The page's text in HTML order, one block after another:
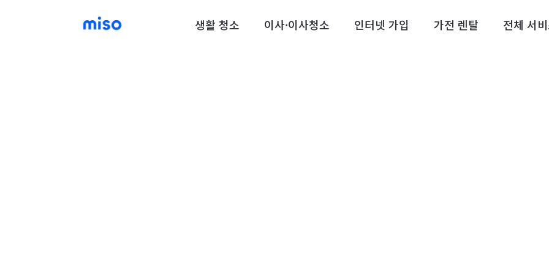
생활 청소 이사·이사청소 인터넷 가입 가전 렌탈 전체 서